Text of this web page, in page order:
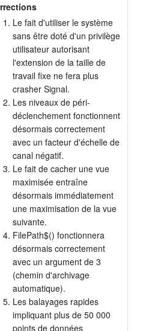
Le fait d'utiliser le système
sans être doté d'un privilège
utilisateur autorisant
l'extension de la taille de
travail fixe ne fera plus
crasher Signal.
Les niveaux de péri-
déclenchement fonctionnent
désormais correctement
avec un facteur d'échelle de
canal négatif.
Le fait de cacher une vue
maximisée entraîne
désormais immédiatement
une maximisation de la vue
suivante.
FilePath$() fonctionnera
désormais correctement
avec un argument de 3
(chemin d'archivage
automatique).
Les balayages rapides
impliquant plus de 50 000
points de données